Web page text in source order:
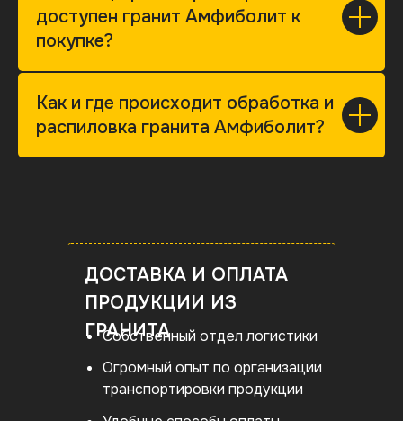
доступен гранит Амфиболит к
покупке?
Как и где происходит обработка и
распиловка гранита Амфиболит?
Собственный отдел логистики
ДОСТАВКА И ОПЛАТА
ПРОДУКЦИИ ИЗ
ГРАНИТА
Огромный опыт по организации
транспортировки продукции